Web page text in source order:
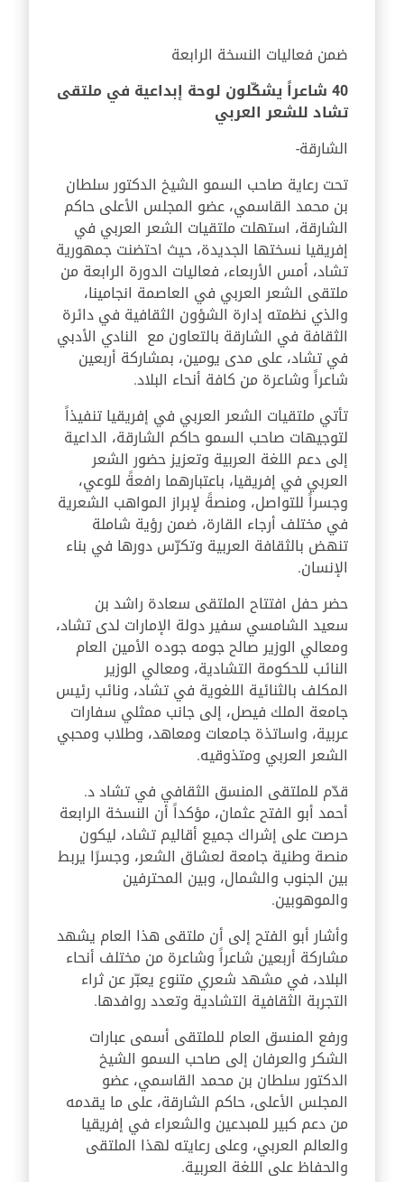
ضمن فعاليات النسخة الرابعة
40 شاعراً يشكّلون لوحة إبداعية في ملتقى
تشاد للشعر العربي
الشارقة-
تحت رعاية صاحب السمو الشيخ الدكتور سلطان
بن محمد القاسمي، عضو المجلس الأعلى حاكم
الشارقة، استهلت ملتقيات الشعر العربي في
إفريقيا نسختها الجديدة، حيث احتضنت جمهورية
تشاد، أمس الأربعاء، فعاليات الدورة الرابعة من
ملتقى الشعر العربي في العاصمة انجامينا،
والذي نظمته إدارة الشؤون الثقافية في دائرة
الثقافة في الشارقة بالتعاون مع النادي الأدبي
في تشاد، على مدى يومين، بمشاركة أربعين
شاعراً وشاعرة من كافة أنحاء البلاد.
تأتي ملتقيات الشعر العربي في إفريقيا تنفيذاً
لتوجيهات صاحب السمو حاكم الشارقة، الداعية
إلى دعم اللغة العربية وتعزيز حضور الشعر
العربي في إفريقيا، باعتبارهما رافعةً للوعي،
وجسراً للتواصل، ومنصةً لإبراز المواهب الشعرية
في مختلف أرجاء القارة، ضمن رؤية شاملة
تنهض بالثقافة العربية وتكرّس دورها في بناء
الإنسان.
حضر حفل افتتاح الملتقى سعادة راشد بن
سعيد الشامسي سفير دولة الإمارات لدى تشاد،
ومعالي الوزير صالح جومه جوده الأمين العام
النائب للحكومة التشادية، ومعالي الوزير
المكلف بالثنائية اللغوية في تشاد، ونائب رئيس
جامعة الملك فيصل، إلى جانب ممثلي سفارات
عربية، واساتذة جامعات ومعاهد، وطلاب ومحبي
الشعر العربي ومتذوقيه.
قدّم للملتقى المنسق الثقافي في تشاد د.
أحمد أبو الفتح عثمان، مؤكداً أن النسخة الرابعة
حرصت على إشراك جميع أقاليم تشاد، ليكون
منصة وطنية جامعة لعشاق الشعر، وجسرًا يربط
بين الجنوب والشمال، وبين المحترفين
والموهوبين.
وأشار أبو الفتح إلى أن ملتقى هذا العام يشهد
مشاركة أربعين شاعراً وشاعرة من مختلف أنحاء
البلاد، في مشهد شعري متنوع يعبّر عن ثراء
التجربة الثقافية التشادية وتعدد روافدها.
ورفع المنسق العام للملتقى أسمى عبارات
الشكر والعرفان إلى صاحب السمو الشيخ
الدكتور سلطان بن محمد القاسمي، عضو
المجلس الأعلى، حاكم الشارقة، على ما يقدمه
من دعم كبير للمبدعين والشعراء في إفريقيا
والعالم العربي، وعلى رعايته لهذا الملتقى
والحفاظ على اللغة العربية.